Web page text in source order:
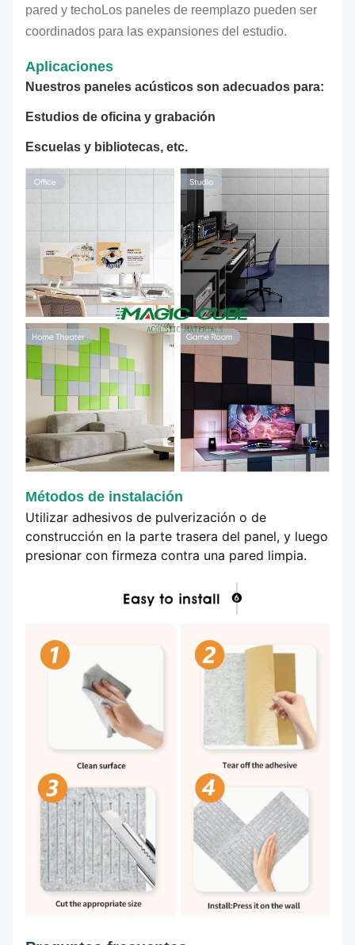
pared y techoLos paneles de reemplazo pueden ser
coordinados para las expansiones del estudio.
Aplicaciones
Nuestros paneles acústicos son adecuados para:
Estudios de oficina y grabación
Escuelas y bibliotecas, etc.
Métodos de instalación
Utilizar adhesivos de pulverización o de
construcción en la parte trasera del panel, y luego
presionar con firmeza contra una pared limpia.